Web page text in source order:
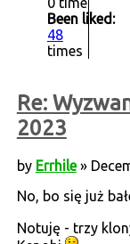
Been liked:
48
times
Re:
2023
by Errhile»
No, bo się już
Notuję - trzy